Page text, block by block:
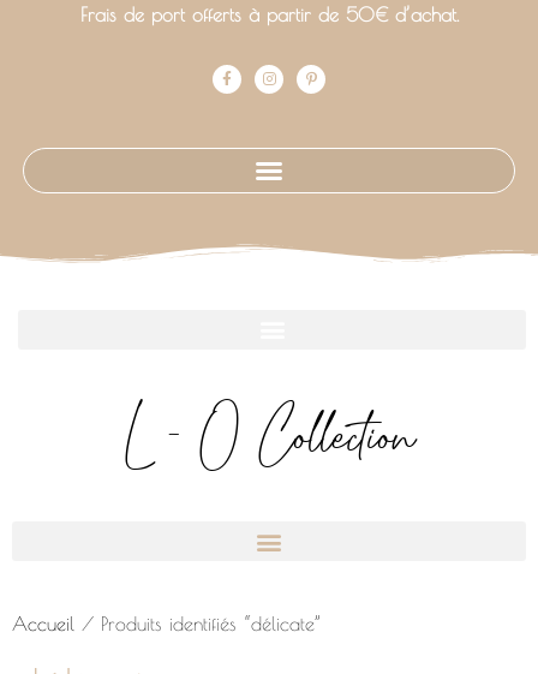
Frais de port offerts à partir de 50€ d’achat.
L - O Collection
Accueil / Produits identifiés “délicate”